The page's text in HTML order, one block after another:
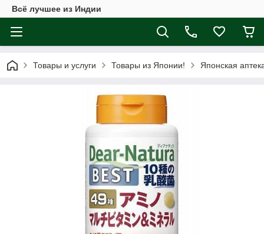
Всё лучшее из Индии
Товары и услуги Товары из Японии! Японская